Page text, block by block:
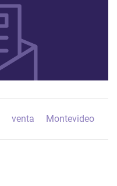
venta Montevideo